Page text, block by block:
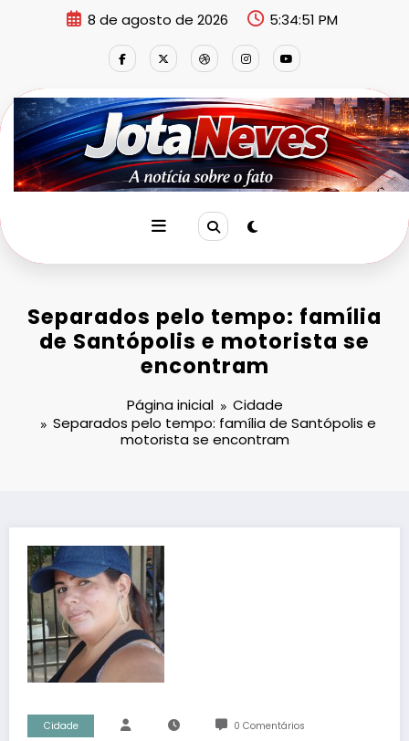
8 de agosto de 2026 5:34:51 PM
Separados pelo tempo: família
de Santópolis e motorista se
encontram
Página inicial
Cidade
Separados pelo tempo: família de Santópolis e
motorista se encontram
Cidade 0 Comentários